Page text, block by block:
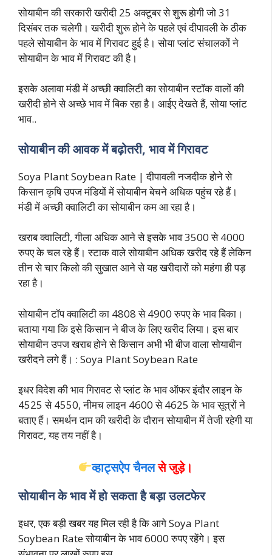
सोयाबीन की सरकारी खरीदी 25 अक्टूबर से शुरू होगी जो 31
दिसंबर तक चलेगी। खरीदी शुरू होने के पहले एवं दीपावली के ठीक
पहले सोयाबीन के भाव में गिरावट हुई है। सोया प्लांट संचालकों ने
सोयाबीन के भाव में गिरावट की है।
इसके अलावा मंडी में अच्छी क्वालिटी का सोयाबीन स्टॉक वालों की
खरीदी होने से अच्छे भाव में बिक रहा है। आईए देखते हैं, सोया प्लांट
भाव..
सोयाबीन की आवक में बढ़ोतरी, भाव में गिरावट
Soya Plant Soybean Rate | दीपावली नजदीक होने से
किसान कृषि उपज मंडियों में सोयाबीन बेचने अधिक पहुंच रहे हैं।
मंडी में अच्छी क्वालिटी का सोयाबीन कम आ रहा है।
खराब क्वालिटी, गीला अधिक आने से इसके भाव 3500 से 4000
रुपए के चल रहे हैं। स्टाक वाले सोयाबीन अधिक खरीद रहे हैं लेकिन
तीन से चार किलो की सुखात आने से यह खरीदारों को महंगा ही पड़
रहा है।
सोयाबीन टॉप क्वालिटी का 4808 से 4900 रुपए के भाव बिका।
बताया गया कि इसे किसान ने बीज के लिए खरीद लिया। इस बार
सोयाबीन उपज खराब होने से किसान अभी भी बीज वाला सोयाबीन
खरीदने लगे हैं। : Soya Plant Soybean Rate
इधर विदेश की भाव गिरावट से प्लांट के भाव ऑफर इंदौर लाइन के
4525 से 4550, नीमच लाइन 4600 से 4625 के भाव सूत्रों ने
बताए हैं। समर्थन दाम की खरीदी के दौरान सोयाबीन में तेजी रहेगी या
गिरावट, यह तय नहीं है।
व्हाट्सऐप चैनलसे जुड़े।
सोयाबीन के भाव में हो सकता है बड़ा उलटफेर
इधर, एक बड़ी खबर यह मिल रही है कि आगे Soya Plant
Soybean Rate सोयाबीन के भाव 6000 रुपए रहेंगे। इस